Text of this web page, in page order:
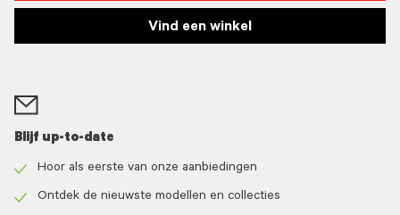
Vind een winkel
Blijf up-to-date
icon
Hoor als eerste van onze aanbiedingen
Ontdek de nieuwste modellen en collecties